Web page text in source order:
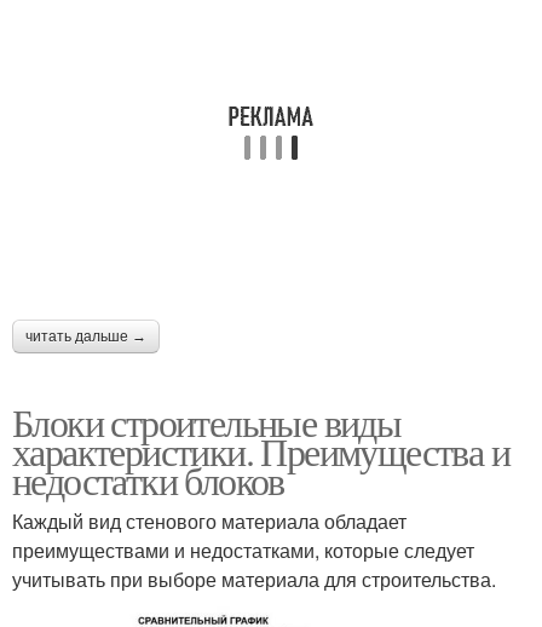
читать дальше →
Блоки строительные виды
характеристики. Преимущества и
недостатки блоков
Каждый вид стенового материала обладает
преимуществами и недостатками, которые следует
учитывать при выборе материала для строительства.